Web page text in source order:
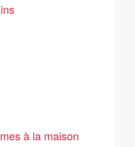
à la maison